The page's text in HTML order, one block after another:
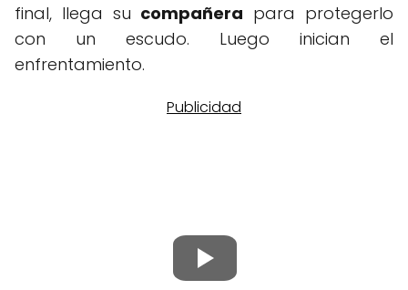
final, llega su compañera para protegerlo
con un escudo. Luego inician el
enfrentamiento.